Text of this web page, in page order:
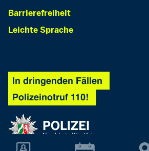
Barrierefreiheit
Leichte Sprache